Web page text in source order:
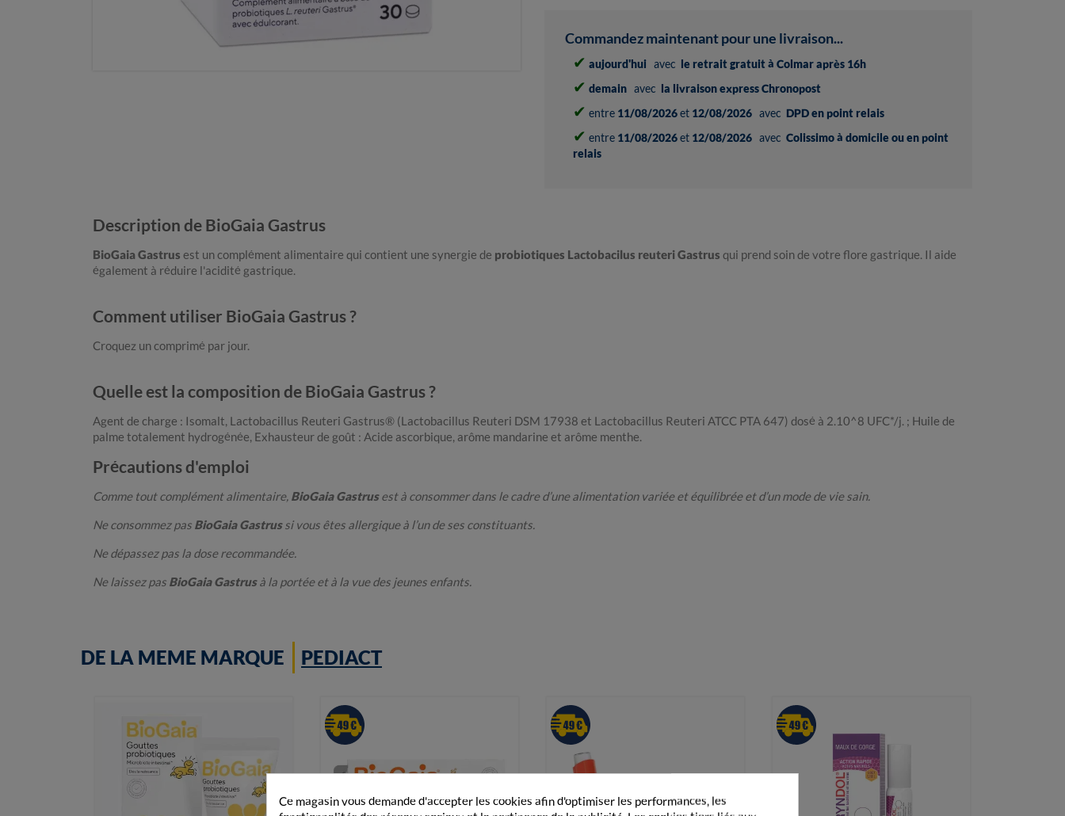
Commandez maintenant pour une livraison...
✔ aujourd'hui avec le retrait gratuit à Colmar après 16h
✔ demain avec la livraison express Chronopost
✔ entre 11/08/2026et 12/08/2026 avec DPD en point relais
✔ entre 11/08/2026et 12/08/2026 avec Colissimo à domicile ou en point
relais
Description de BioGaia Gastrus
BioGaia Gastrus est un complément alimentaire qui contient une synergie de probiotiques Lactobacilus reuteri Gastrus qui prend soin de votre flore gastrique. Il aide
également à réduire l'acidité gastrique.
Comment utiliser BioGaia Gastrus ?
Croquez un comprimé par jour.
Quelle est la composition de BioGaia Gastrus ?
Agent de charge : Isomalt, Lactobacillus Reuteri Gastrus® (Lactobacillus Reuteri DSM 17938 et Lactobacillus Reuteri ATCC PTA 647) dosé à 2.10^8 UFC*/j. ; Huile de
palme totalement hydrogénée, Exhausteur de goût : Acide ascorbique, arôme mandarine et arôme menthe.
Précautions d'emploi
Comme tout complément alimentaire, BioGaia Gastrusest à consommer dans le cadre d’une alimentation variée et équilibrée et d’un mode de vie sain.
Ne consommez pas BioGaia Gastrussi vous êtes allergique à l’un de ses constituants.
Ne dépassez pas la dose recommandée.
Ne laissez pas BioGaia Gastrusà la portée et à la vue des jeunes enfants.
DE LA MEME MARQUE PEDIACT
Ce magasin vous demande d'accepter les cookies afin d'optimiser les performances, les